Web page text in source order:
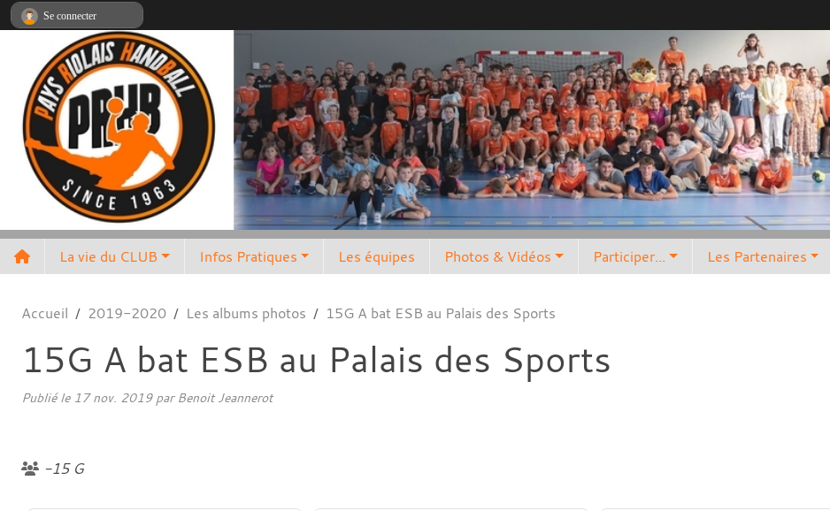
La vie du CLUB Infos Pratiques Les équipes Photos & Vidéos Participer... Les Partenaires
Accueil 2019-2020 Les albums photos 15G A bat ESB au Palais des Sports
15G A bat ESB au Palais des Sports
Publié le 17 nov. 2019par Benoit Jeannerot
-15 G
Se connecter
Panneau de gestion des cookies